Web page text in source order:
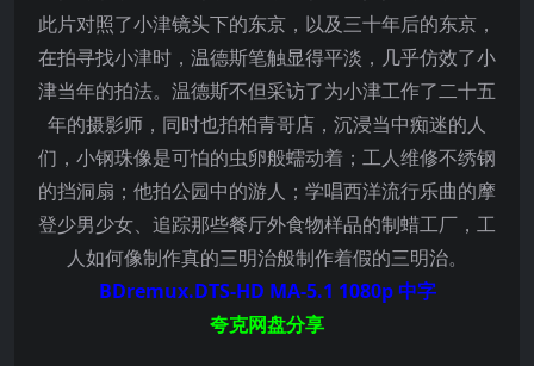
此片对照了小津镜头下的东京，以及三十年后的东京，
在拍寻找小津时，温德斯笔触显得平淡，几乎仿效了小
津当年的拍法。温德斯不但采访了为小津工作了二十五
年的摄影师，同时也拍柏青哥店，沉浸当中痴迷的人
们，小钢珠像是可怕的虫卵般蠕动着；工人维修不绣钢
的挡洞扇；他拍公园中的游人；学唱西洋流行乐曲的摩
登少男少女、追踪那些餐厅外食物样品的制蜡工厂，工
人如何像制作真的三明治般制作着假的三明治。
BDremux.DTS-HD MA-5.1 1080p 中字
夸克网盘分享